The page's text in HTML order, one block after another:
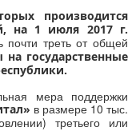
производится
на 1 июля 2017 г.
почти треть от общей
на государственные
мера поддержки
в размере 10 тыс.
третьего или